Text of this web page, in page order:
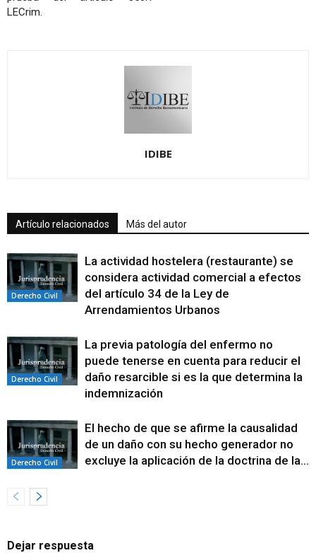
LECrim.
IDIBE
Artículo relacionados Más del autor
Derecho Civil
La actividad hostelera (restaurante) se
considera actividad comercial a efectos
del artículo 34 de la Ley de
Arrendamientos Urbanos
Derecho Civil
La previa patología del enfermo no
puede tenerse en cuenta para reducir el
daño resarcible si es la que determina la
indemnización
Derecho Civil
El hecho de que se afirme la causalidad
de un daño con su hecho generador no
excluye la aplicación de la doctrina de la...
Dejar respuesta